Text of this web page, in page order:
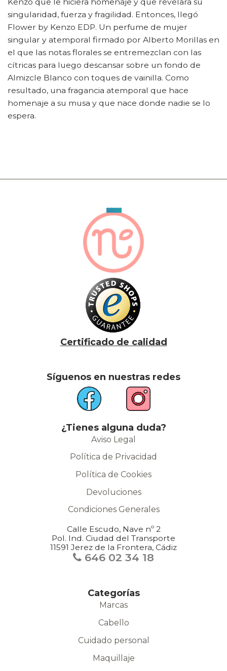
Kenzo que le hiciera homenaje y que revelara su
singularidad, fuerza y fragilidad. Entonces, llegó
Flower by Kenzo EDP. Un perfume de mujer
singular y atemporal firmado por Alberto Morillas en
el que las notas florales se entremezclan con las
cítricas para luego descansar sobre un fondo de
Almizcle Blanco con toques de vainilla. Como
resultado, una fragancia atemporal que hace
homenaje a su musa y que nace donde nadie se lo
espera.
Certificado de calidad
Síguenos en nuestras redes
¿Tienes alguna duda?
Aviso Legal
Política de Privacidad
Política de Cookies
Devoluciones
Condiciones Generales
Calle Escudo, Nave nº 2
Pol. Ind. Ciudad del Transporte
11591 Jerez de la Frontera, Cádiz
646 02 34 18
Categorías
Marcas
Cabello
Cuidado personal
Maquillaje